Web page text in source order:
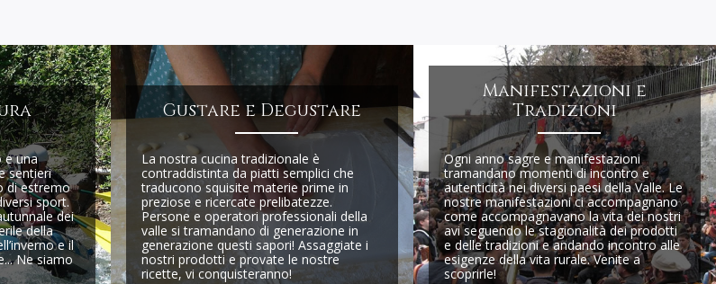
e una
sentieri
di estremo
sport.
dei
della
e il
Ne siamo
Gustare e Degustare
La nostra cucina tradizionale è
contraddistinta da piatti semplici che
traducono squisite materie prime in
preziose e ricercate prelibatezze.
Persone e operatori professionali della
valle si tramandano di generazione in
generazione questi sapori! Assaggiate i
nostri prodotti e provate le nostre
ricette, vi conquisteranno!
Manifestazioni e
Tradizioni
Ogni anno sagre e manifestazioni
tramandano momenti di incontro e
autenticità nei diversi paesi della Valle. Le
nostre manifestazioni ci accompagnano
come accompagnavano la vita dei nostri
avi seguendo le stagionalità dei prodotti
e delle tradizioni e andando incontro alle
esigenze della vita rurale. Venite a
scoprirle!